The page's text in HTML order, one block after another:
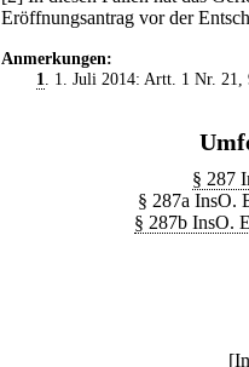
Eröffnungsantrag vor der
Anmerkungen:
1. 1. Juli 2014: Artt. 1 Nr. 21,
§ 287
§ 287a InsO.
§ 287b InsO.
[